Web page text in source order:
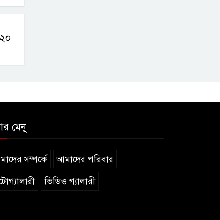
২০
মেনু
সম্পর্কে আমাদের পরিবার
ভিডিও গ্যালারী